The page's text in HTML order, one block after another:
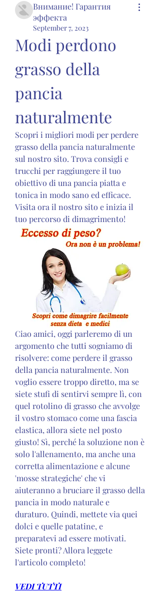
Внимание! Гарантия
эффекта
September 7, 2023
Modi perdono
grasso della
pancia
naturalmente
Scopri i migliori modi per perdere
grasso della pancia naturalmente
sul nostro sito. Trova consigli e
trucchi per raggiungere il tuo
obiettivo di una pancia piatta e
tonica in modo sano ed efficace.
Visita ora il nostro sito e inizia il
tuo percorso di dimagrimento!
Ciao amici, oggi parleremo di un
argomento che tutti sogniamo di
risolvere: come perdere il grasso
della pancia naturalmente. Non
voglio essere troppo diretto, ma se
siete stufi di sentirvi sempre lì, con
quel rotolino di grasso che avvolge
il vostro stomaco come una fascia
elastica, allora siete nel posto
giusto! Sì, perché la soluzione non è
solo l'allenamento, ma anche una
corretta alimentazione e alcune
'mosse strategiche' che vi
aiuteranno a bruciare il grasso della
pancia in modo naturale e
duraturo. Quindi, mettete via quei
dolci e quelle patatine, e
preparatevi ad essere motivati.
Siete pronti? Allora leggete
l'articolo completo!
VEDI TUTTI